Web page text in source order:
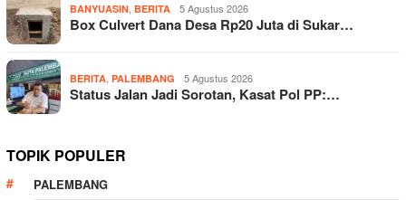
BANYUASIN, BERITA 5 Agustus 2026
Box Culvert Dana Desa Rp20 Juta di Sukar…
BERITA, PALEMBANG 5 Agustus 2026
Status Jalan Jadi Sorotan, Kasat Pol PP:…
TOPIK POPULER
PALEMBANG